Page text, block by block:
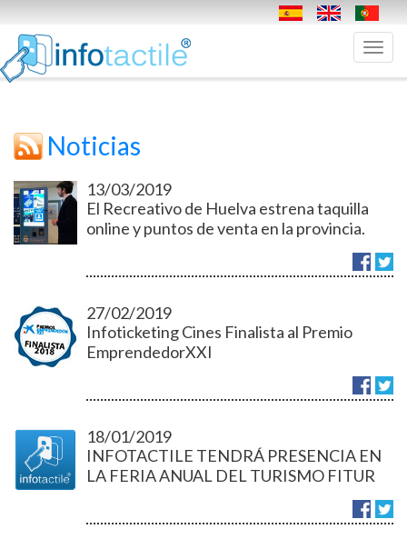
Noticias
13/03/2019
El Recreativo de Huelva estrena taquilla
online y puntos de venta en la provincia.
27/02/2019
Infoticketing Cines Finalista al Premio
EmprendedorXXI
18/01/2019
INFOTACTILE TENDRÁ PRESENCIA EN
LA FERIA ANUAL DEL TURISMO FITUR